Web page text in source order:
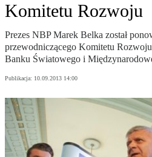
Komitetu Rozwoju
Prezes NBP Marek Belka został
przewodniczącego Komitetu
Banku Światowego i
Publikacja: 10.09.2013 14:00